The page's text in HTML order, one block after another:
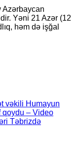
Azərbaycan
Yəni 21 Azər (12
həm də işğal
vəkili Humayun
qoydu – Video
Təbrizdə